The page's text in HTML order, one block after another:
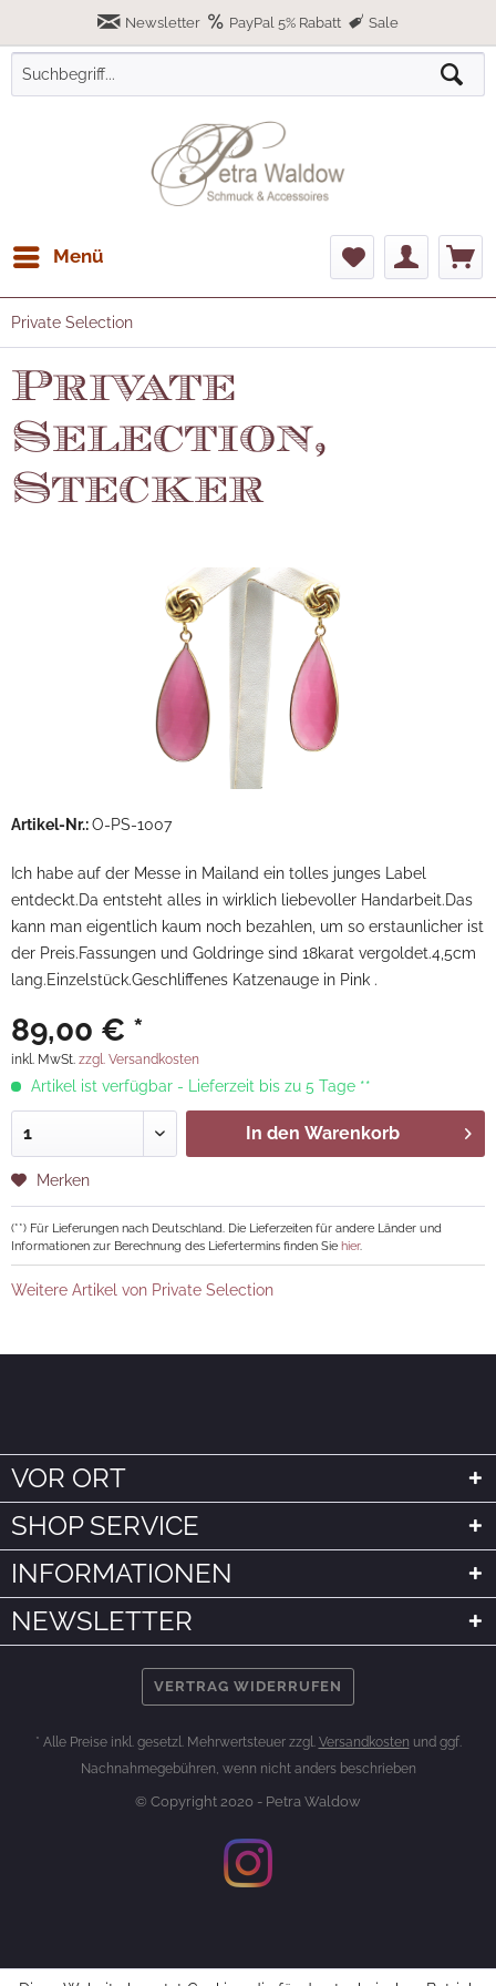
Newsletter PayPal 5% Rabatt Sale
Menü
Private Selection
Private
Selection,
Stecker
Artikel-Nr.:O-PS-1007
Ich habe auf der Messe in Mailand ein tolles junges Label
entdeckt.Da entsteht alles in wirklich liebevoller Handarbeit.Das
kann man eigentlich kaum noch bezahlen, um so erstaunlicher ist
der Preis.Fassungen und Goldringe sind 18karat vergoldet.4,5cm
lang.Einzelstück.Geschliffenes Katzenauge in Pink .
89,00 € *
inkl. MwSt. zzgl. Versandkosten
Artikel ist verfügbar - Lieferzeit bis zu 5 Tage **
In den Warenkorb
Merken
(**) Für Lieferungen nach Deutschland. Die Lieferzeiten für andere Länder und
Informationen zur Berechnung des Liefertermins finden Sie hier.
Weitere Artikel von Private Selection
VOR ORT
SHOP SERVICE
INFORMATIONEN
NEWSLETTER
VERTRAG WIDERRUFEN
* Alle Preise inkl. gesetzl. Mehrwertsteuer zzgl. Versandkosten und ggf.
Nachnahmegebühren, wenn nicht anders beschrieben
© Copyright 2020 - Petra Waldow